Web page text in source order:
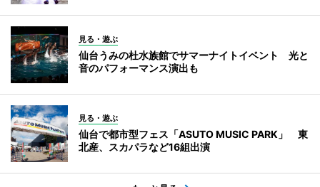
見る・遊ぶ
仙台うみの杜水族館でサマーナイトイベント 光と
音のパフォーマンス演出も
見る・遊ぶ
仙台で都市型フェス「ASUTO MUSIC PARK」 東
北産、スカパラなど16組出演